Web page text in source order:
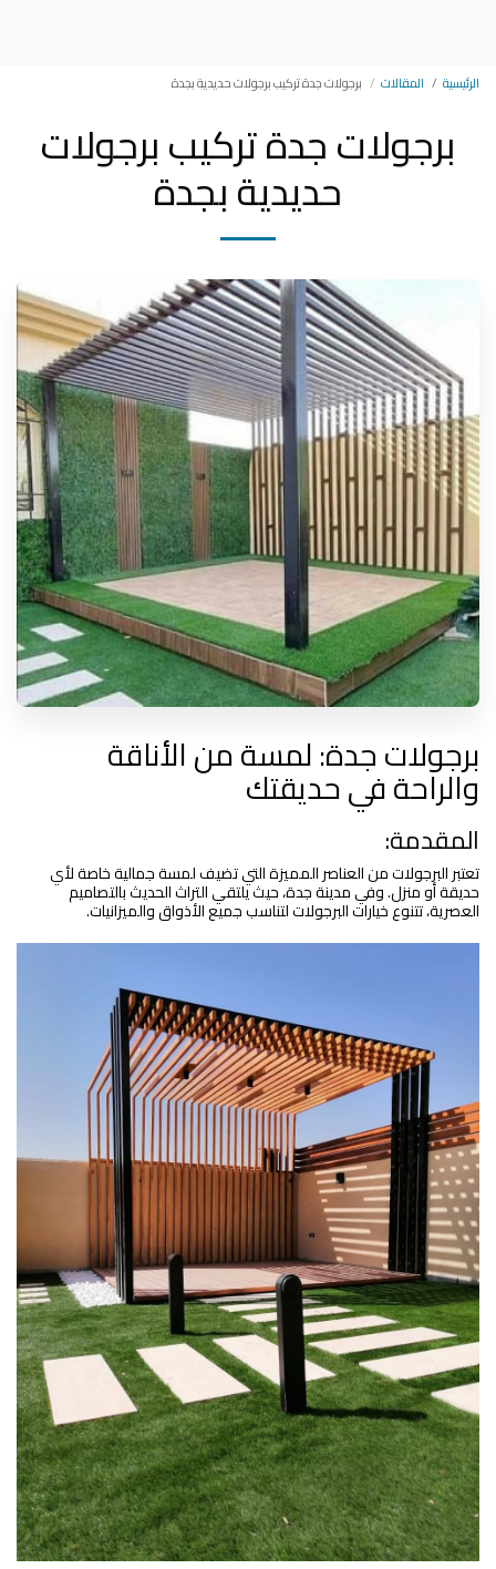
الرئيسية المقالات برجولات جدة تركيب برجولات حديدية بجدة
برجولات جدة تركيب برجولات
حديدية بجدة
برجولات جدة: لمسة من الأناقة
والراحة في حديقتك
المقدمة:
تعتبر البرجولات من العناصر المميزة التي تضيف لمسة جمالية خاصة لأي
حديقة أو منزل. وفي مدينة جدة، حيث يلتقي التراث الحديث بالتصاميم
العصرية، تتنوع خيارات البرجولات لتناسب جميع الأذواق والميزانيات.